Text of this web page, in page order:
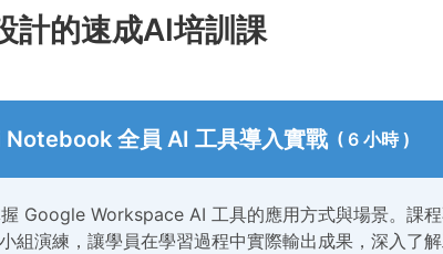
計的速成AI培訓課
全員 AI 工具導入實戰 ( 6 小時 )
Google Workspace AI 工具的應用方式與場景。課
演練，讓學員在學習過程中實際輸出成果，深入了